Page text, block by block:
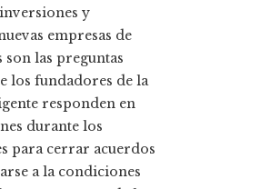
y
empresas de
son las preguntas
los fundadores de la
responden en
durante los
para cerrar acuerdos
a la condiciones